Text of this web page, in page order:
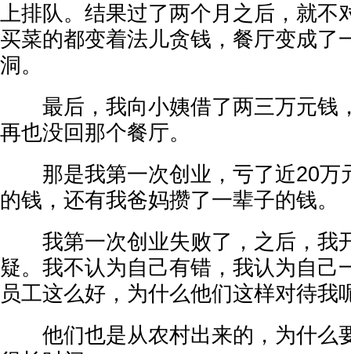
上排队。结果过了两个月之后，就不
买菜的都变着法儿贪钱，餐厅变成了
洞。
最后，我向小姨借了两三万元钱
再也没回那个餐厅。
那是我第一次创业，亏了近20万
的钱，还有我爸妈攒了一辈子的钱。
我第一次创业失败了，之后，我
疑。我不认为自己有错，我认为自己
员工这么好，为什么他们这样对待我
他们也是从农村出来的，为什么